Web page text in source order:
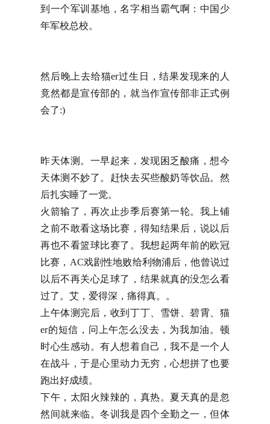
到一个军训基地，名字相当霸气啊：中国少
年军校总校。
然后晚上去给猫er过生日，结果发现来的人
竟然都是宣传部的，就当作宣传部非正式例
会了:)
昨天体测。一早起来，发现困乏酸痛，想今
天体测不妙了。赶快去买些酸奶等饮品。然
后扎实睡了一觉。
火箭输了，再次止步季后赛第一轮。我上铺
之前不敢看这场比赛，得知结果后，说以后
再也不看篮球比赛了。我想起两年前的欧冠
比赛，AC戏剧性地败给利物浦后，他曾说过
以后不再关心足球了，结果就真的没怎么看
过了。艾，爱得深，痛得真。。
上午体测完后，收到丁丁、雪饼、碧霄、猫
er的短信，问上午怎么没去，为我加油。顿
时心生感动。有人想着自己，我不是一个人
在战斗，于是心里动力无穷，心想拼了也要
跑出好成绩。
下午，太阳火辣辣的，真热。夏天真的是忽
然间就来临。冬训我是四个全勤之一，但体